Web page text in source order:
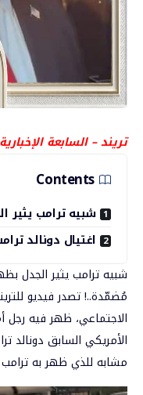
تريند – السابعة الإخبارية
Contents
شبيه ترامب يثير
اغتيال دونالد
شبيه ترامب يثير الجدل
مُضمّدة..!تصدر فيديو
الاجتماعي، ظهر فيه
الأمريكي السابق دونالد
مشابه للذي ظهر به